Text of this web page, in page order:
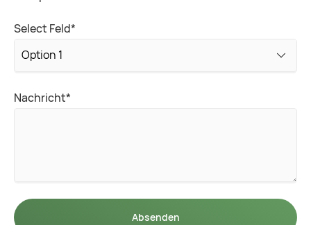
Pflichtfeld
Select Feld*
Pflichtfeld
Nachricht*
Absenden